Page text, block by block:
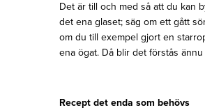
Det är till och med så att du kan
det ena glaset; säg om ett gått
om du till exempel gjort en
ena ögat. Då blir det förstås ännu
Recept det enda som behövs